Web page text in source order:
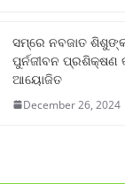
ସମ୍‌ରେ ନବଜାତ
ପୁର୍ନଜୀବନ ପ୍ରଶିକ୍ଷଣ
ଆୟୋଜିତ
December 26, 2024